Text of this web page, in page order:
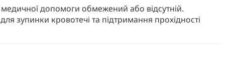
допомоги обмежений або відсутній.
зупинки кровотечі та підтримання прохідності
волонтерів та всіх, хто готовий до дій у